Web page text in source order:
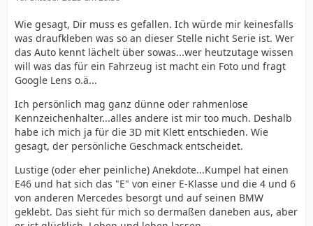
Wie gesagt, Dir muss es gefallen. Ich würde mir keinesfalls
was draufkleben was so an dieser Stelle nicht Serie ist. Wer
das Auto kennt lächelt über sowas...wer heutzutage wissen
will was das für ein Fahrzeug ist macht ein Foto und fragt
Google Lens o.ä...
Ich persönlich mag ganz dünne oder rahmenlose
Kennzeichenhalter...alles andere ist mir too much. Deshalb
habe ich mich ja für die 3D mit Klett entschieden. Wie
gesagt, der persönliche Geschmack entscheidet.
Lustige (oder eher peinliche) Anekdote...Kumpel hat einen
E46 und hat sich das "E" von einer E-Klasse und die 4 und 6
von anderen Mercedes besorgt und auf seinen BMW
geklebt. Das sieht für mich so dermaßen daneben aus, aber